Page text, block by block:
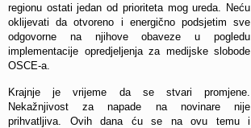
regionu ostati jedan od prioriteta mog ureda. Neću
oklijevati da otvoreno i energično podsjetim sve
odgovorne na njihove obaveze u pogledu
implementacije opredjeljenja za medijske slobode
OSCE-a.
Krajnje je vrijeme da se stvari promjene.
Nekažnjivost za napade na novinare nije
prihvatljiva. Ovih dana ću se na ovu temu i